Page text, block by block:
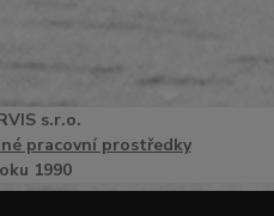
Ss.r.o.
pracovní prostředky
1990